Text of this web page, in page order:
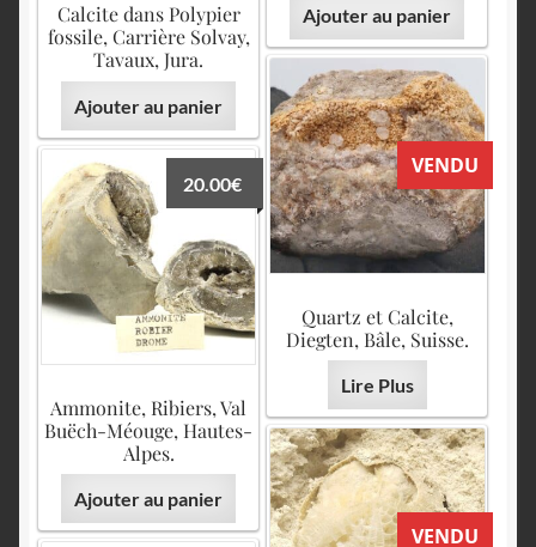
Ajouter au panier
Calcite dans Polypier
fossile, Carrière Solvay,
Tavaux, Jura.
Ajouter au panier
VENDU
Quartz et Calcite,
Diegten, Bâle, Suisse.
Lire Plus
Ammonite, Ribiers, Val
Buëch-Méouge, Hautes-
Alpes.
20.00€
Ajouter au panier
VENDU